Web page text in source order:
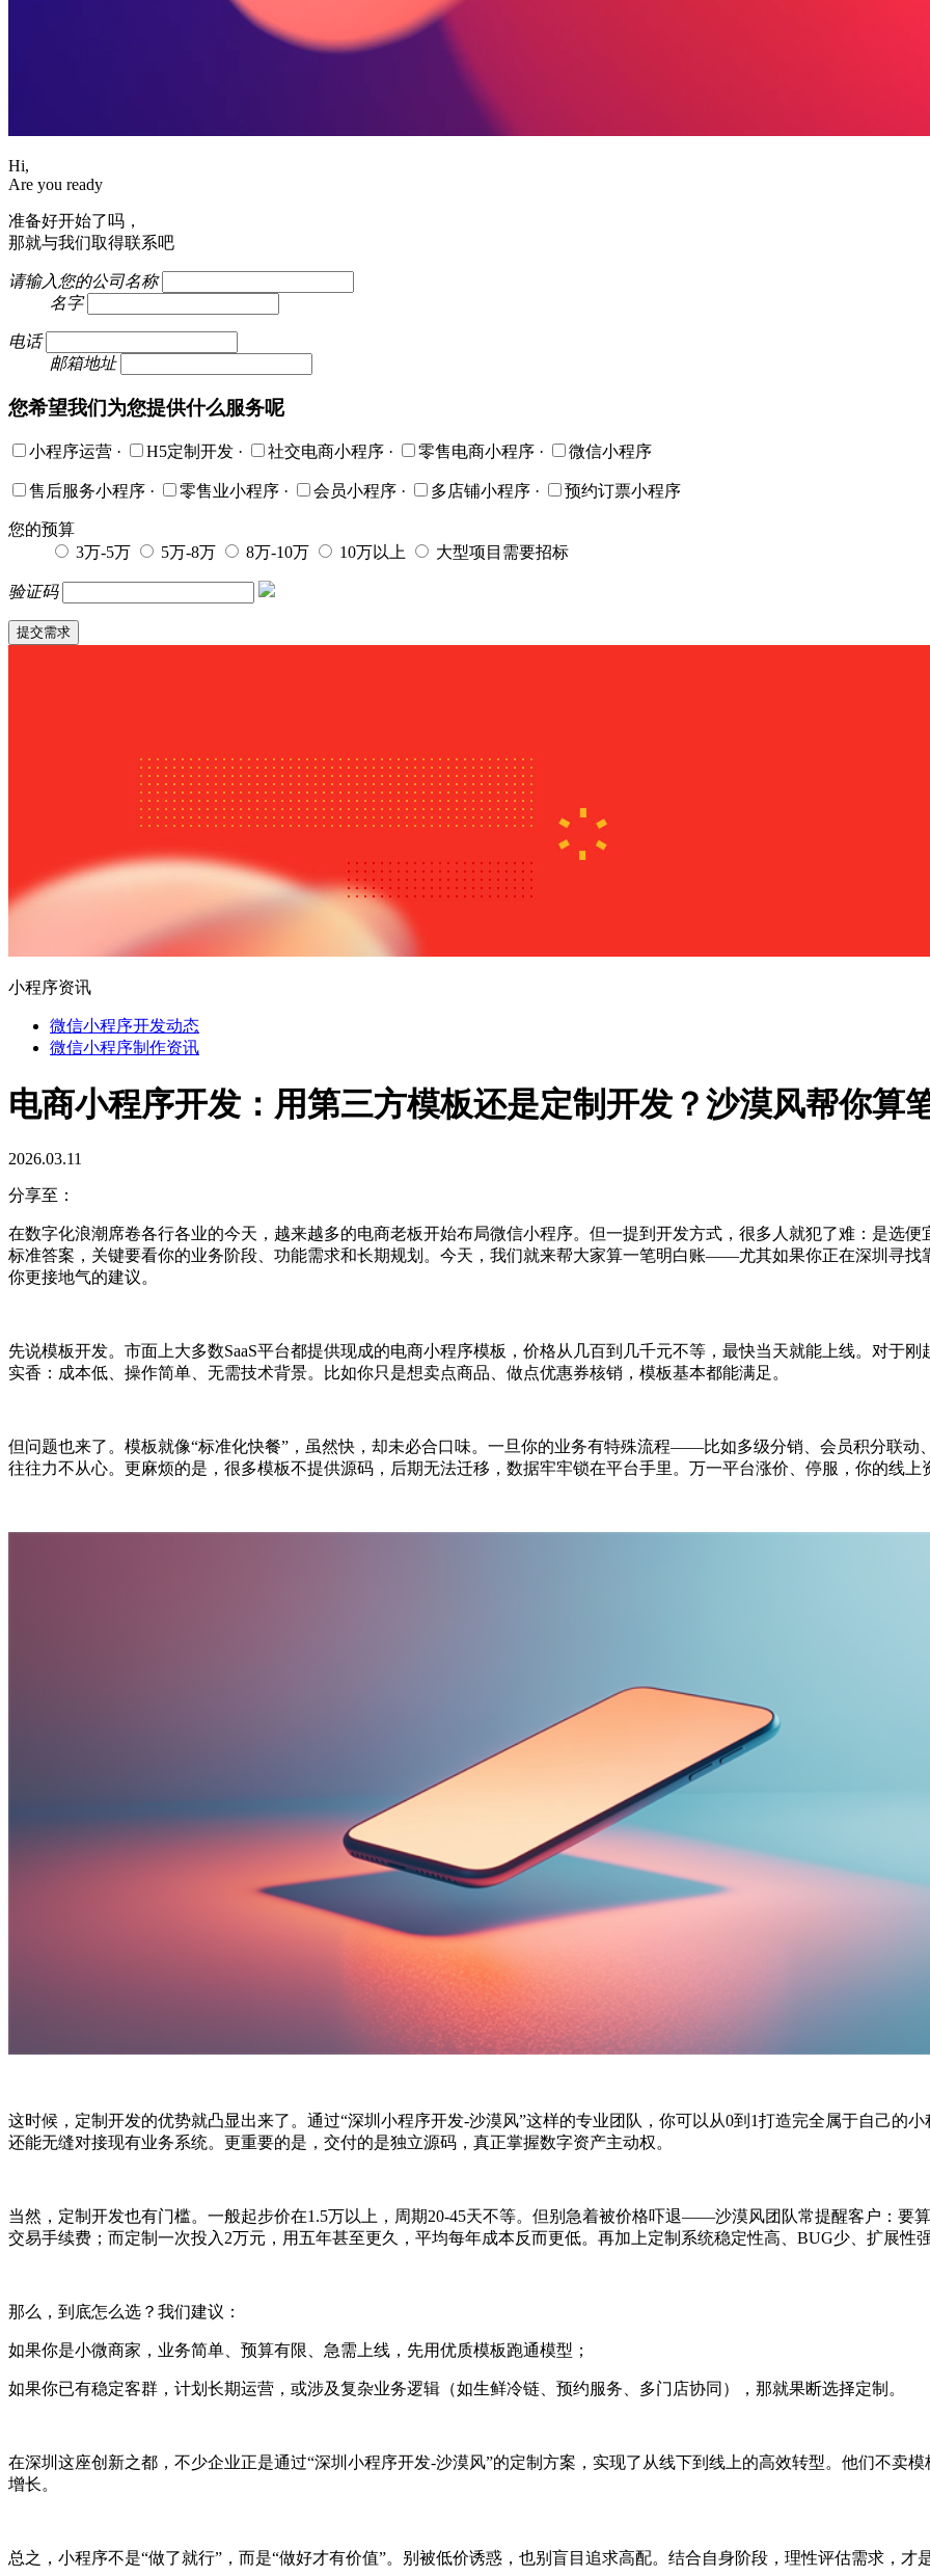
Hi,
Are you ready
准备好开始了吗，
那就与我们取得联系吧
请输入您的公司名称
名字
电话
邮箱地址
您希望我们为您提供什么服务呢
小程序运营 · H5定制开发 · 社交电商小程序 · 零售电商小程序 · 微信小程序
售后服务小程序 · 零售业小程序 · 会员小程序 · 多店铺小程序 · 预约订票小程序
您的预算
3万-5万
5万-8万 8万-10万 10万以上 大型项目需要招标
验证码
小程序资讯
微信小程序开发动态
微信小程序制作资讯
电商小程序开发：用第三方模板还是定制开发？沙漠风帮你算
2026.03.11
分享至：
在数字化浪潮席卷各行各业的今天，越来越多的电商老板开始布局微信小程序。但一提到开发方式，很多人就犯了难：是选
标准答案，关键要看你的业务阶段、功能需求和长期规划。今天，我们就来帮大家算一笔明白账——尤其如果你正在深圳寻找
你更接地气的建议。
先说模板开发。市面上大多数SaaS平台都提供现成的电商小程序模板，价格从几百到几千元不等，最快当天就能上线。对于
实香：成本低、操作简单、无需技术背景。比如你只是想卖点商品、做点优惠券核销，模板基本都能满足。
但问题也来了。模板就像“标准化快餐”，虽然快，却未必合口味。一旦你的业务有特殊流程——比如多级分销、会员积分联动
往往力不从心。更麻烦的是，很多模板不提供源码，后期无法迁移，数据牢牢锁在平台手里。万一平台涨价、停服，你的线上
这时候，定制开发的优势就凸显出来了。通过“深圳小程序开发-沙漠风”这样的专业团队，你可以从0到1打造完全属于自己的
还能无缝对接现有业务系统。更重要的是，交付的是独立源码，真正掌握数字资产主动权。
当然，定制开发也有门槛。一般起步价在1.5万以上，周期20-45天不等。但别急着被价格吓退——沙漠风团队常提醒客户：要
交易手续费；而定制一次投入2万元，用五年甚至更久，平均每年成本反而更低。再加上定制系统稳定性高、BUG少、扩展性
那么，到底怎么选？我们建议：
如果你是小微商家，业务简单、预算有限、急需上线，先用优质模板跑通模型；
如果你已有稳定客群，计划长期运营，或涉及复杂业务逻辑（如生鲜冷链、预约服务、多门店协同），那就果断选择定制。
在深圳这座创新之都，不少企业正是通过“深圳小程序开发-沙漠风”的定制方案，实现了从线下到线上的高效转型。他们不卖
增长。
总之，小程序不是“做了就行”，而是“做好才有价值”。别被低价诱惑，也别盲目追求高配。结合自身阶段，理性评估需求，才